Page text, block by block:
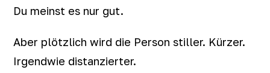
Du meinst es nur gut.
Aber plötzlich wird die Person stiller. Kürzer.
Irgendwie distanzierter.